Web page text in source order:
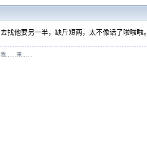
去找他要另一半，缺斤短两，太不像话了啦啦啦。
我……来……